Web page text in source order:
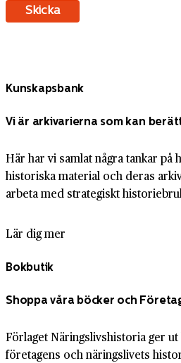
Kunskapsbank
Vi är arkivarierna som kan
Här har vi samlat några tankar på
historiska material och deras
arbeta med strategiskt
Lär dig mer
Bokbutik
Shoppa våra böcker och
Förlaget Näringslivshistoria ger
företagens och näringslivets